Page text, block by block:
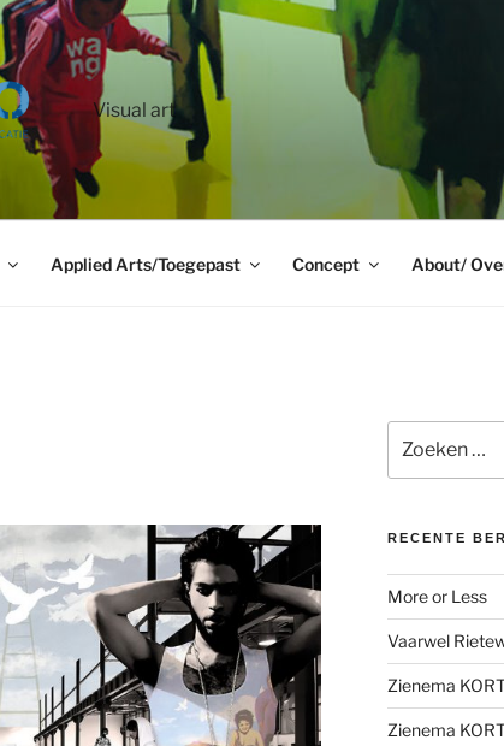
Visual art
Applied Arts/Toegepast Concept About/
naar:
RECENTE
More or Less
Vaarwel
Zienema
Zienema